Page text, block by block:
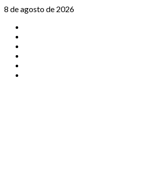
Saltar
contenido
8 de agosto de 2026